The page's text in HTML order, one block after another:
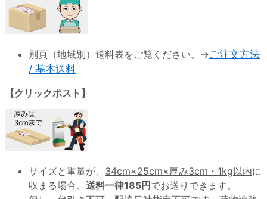
別頁（地域別）送料表をご覧ください。→ご注文方法
/ 基本送料
【クリックポスト】
サイズと重量が、 34cm×25cm×厚み3cm・1kg以内に
収まる場合、 送料一律185円でお送りできます。